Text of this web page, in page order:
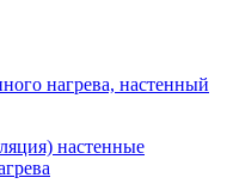
нагрева, настенный
настенные